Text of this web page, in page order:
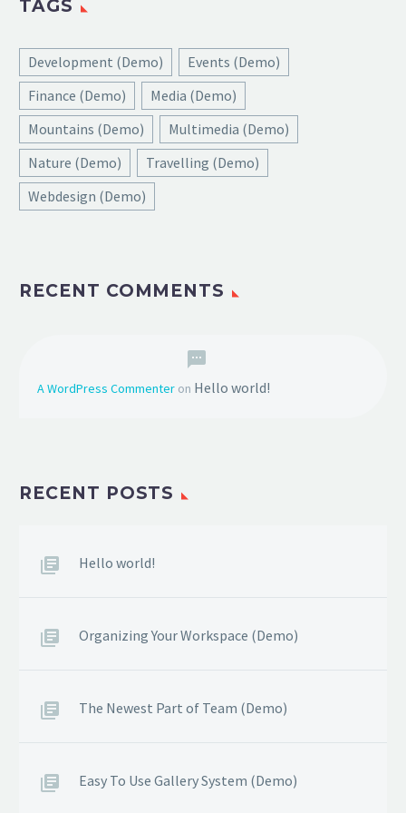
TAGS
Development (Demo)
Events (Demo)
Finance (Demo)
Media (Demo)
Mountains (Demo)
Multimedia (Demo)
Nature (Demo)
Travelling (Demo)
Webdesign (Demo)
RECENT COMMENTS
A WordPress Commenter on Hello world!
RECENT POSTS
Hello world!
Organizing Your Workspace (Demo)
The Newest Part of Team (Demo)
Easy To Use Gallery System (Demo)